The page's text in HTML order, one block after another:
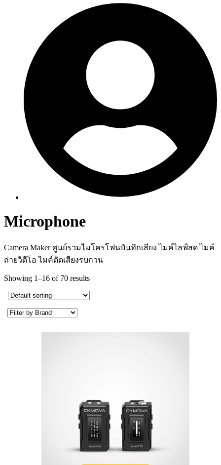
Microphone
Camera Maker ศูนย์รวมไมโครโฟนบันทึกเสียง ไมค์ไลฟ์สด ไมค์
ถ่ายวิดีโอ ไมค์ตัดเสียงรบกวน
Showing 1–16 of 70 results